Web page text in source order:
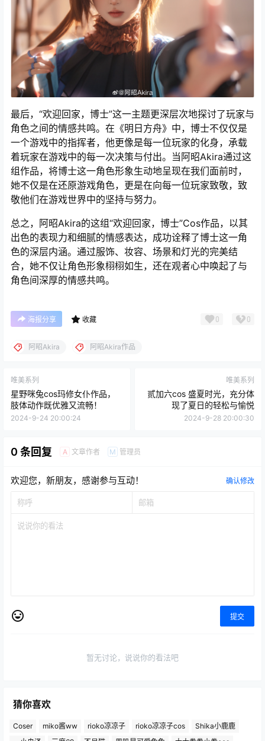
最后，“欢迎回家，博士”这一主题更深层次地探讨了玩家与
角色之间的情感共鸣。在《明日方舟》中，博士不仅仅是
一个游戏中的指挥者，他更像是每一位玩家的化身，承载
着玩家在游戏中的每一次决策与付出。当阿昭Akira通过这
组作品，将博士这一角色形象生动地呈现在我们面前时，
她不仅是在还原游戏角色，更是在向每一位玩家致敬，致
敬他们在游戏世界中的坚持与努力。
总之，阿昭Akira的这组“欢迎回家，博士”Cos作品，以其
出色的表现力和细腻的情感表达，成功诠释了博士这一角
色的深层内涵。通过服饰、妆容、场景和灯光的完美结
合，她不仅让角色形象栩栩如生，还在观者心中唤起了与
角色间深厚的情感共鸣。
海报分享 收藏 0 0
阿昭Akira 阿昭Akira作品
唯美系列
星野咪兔cos玛修女仆作品，
肢体动作既优雅又流畅！
2024-9-24 20:00:24
唯美系列
贰加六cos 盛夏时光，充分体
现了夏日的轻松与愉悦
2024-9-28 20:00:30
0 条回复 A 文章作者 M 管理员
欢迎您，新朋友，感谢参与互动！ 确认修改
提交
暂无讨论，说说你的看法吧
猜你喜欢
Coser miko酱ww rioko凉凉子 rioko凉凉子cos
Shika小鹿鹿